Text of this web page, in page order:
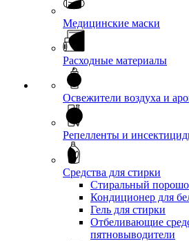
Медицинские маски
Расходные материалы
Освежители воздуха и
Репелленты и
Средства для стирки
Стиральный
Кондиционер для
Гель для стирки
Отбеливающие
пятновыводители